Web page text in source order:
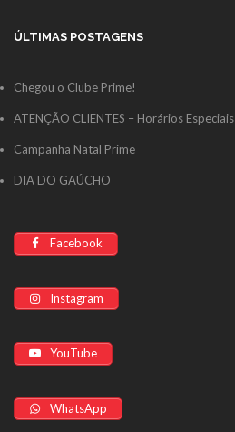
ÚLTIMAS POSTAGENS
Chegou o Clube Prime!
ATENÇÃO CLIENTES – Horários Especiais
Campanha Natal Prime
DIA DO GAÚCHO
Facebook
Instagram
YouTube
WhatsApp